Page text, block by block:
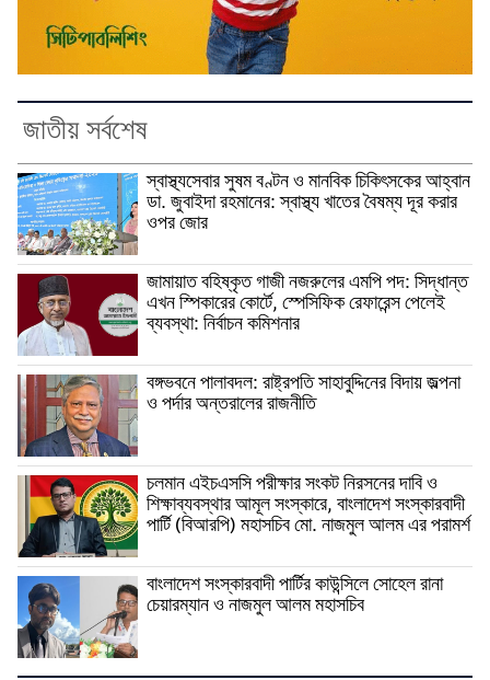
জাতীয় সর্বশেষ
স্বাস্থ্যসেবার সুষম বণ্টন ও মানবিক চিকিৎসকের আহ্বান
ডা. জুবাইদা রহমানের: স্বাস্থ্য খাতের বৈষম্য দূর করার
ওপর জোর
জামায়াত বহিষ্কৃত গাজী নজরুলের এমপি পদ: সিদ্ধান্ত
এখন স্পিকারের কোর্টে, স্পেসিফিক রেফারেন্স পেলেই
ব্যবস্থা: নির্বাচন কমিশনার
বঙ্গভবনে পালাবদল: রাষ্ট্রপতি সাহাবুদ্দিনের বিদায় জল্পনা
ও পর্দার অন্তরালের রাজনীতি
চলমান এইচএসসি পরীক্ষার সংকট নিরসনের দাবি ও
শিক্ষাব্যবস্থার আমূল সংস্কারে, বাংলাদেশ সংস্কারবাদী
পার্টি (বিআরপি) মহাসচিব মো. নাজমুল আলম এর পরামর্শ
বাংলাদেশ সংস্কারবাদী পার্টির কাউন্সিলে সোহেল রানা
চেয়ারম্যান ও নাজমুল আলম মহাসচিব